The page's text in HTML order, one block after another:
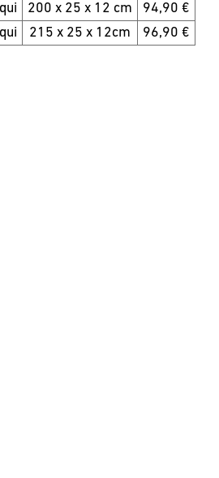
200 x 25 x 12 cm
94,90 €
215 x 25 x 12cm 96,90 €